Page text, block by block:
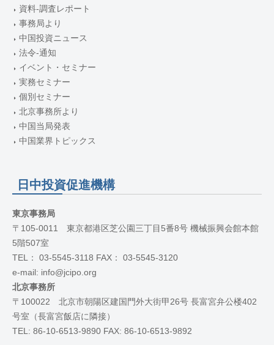
資料-調査レポート
事務局より
中国投資ニュース
法令-通知
イベント・セミナー
実務セミナー
個別セミナー
北京事務所より
中国当局発表
中国業界トピックス
日中投資促進機構
東京事務局
〒105-0011 東京都港区芝公園三丁目5番8号 機械振興会館本館
5階507室
TEL： 03-5545-3118 FAX： 03-5545-3120
e-mail: info@jcipo.org
北京事務所
〒100022 北京市朝陽区建国門外大街甲26号 長富宮弁公楼402
号室（長富宮飯店に隣接）
TEL: 86-10-6513-9890 FAX: 86-10-6513-9892